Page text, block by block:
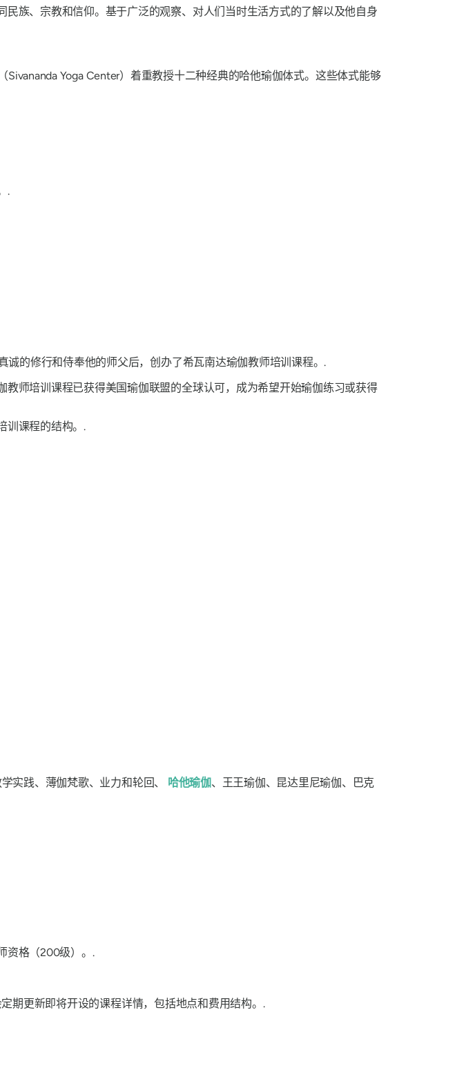
族、宗教和信仰。基于广泛的观察、对人们当时生活方式的了解以及他自身
Yoga Center）着重教授十二种经典的哈他瑜伽体式。这些体式能够
.
的修行和侍奉他的师父后，创办了希瓦南达瑜伽教师培训课程。.
师培训课程已获得美国瑜伽联盟的全球认可，成为希望开始瑜伽练习或获得
训课程的结构。.
实践、薄伽梵歌、业力和轮回、 哈他瑜伽、王王瑜伽、昆达里尼瑜伽、巴克
资格（200级）。.
期更新即将开设的课程详情，包括地点和费用结构。.